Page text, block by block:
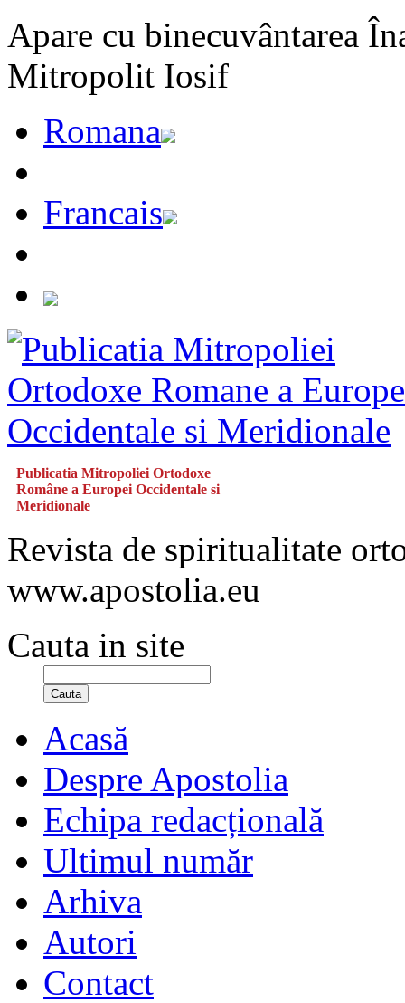
Apare cu binecuvântarea
Mitropolit Iosif
Romana
Francais
Publicatia Mitropoliei Ortodoxe
Române a Europei Occidentale si
Meridionale
Revista de spiritualitate
www.apostolia.eu
Cauta in site
Cauta
Acasă
Despre Apostolia
Echipa redacțională
Ultimul număr
Arhiva
Autori
Contact